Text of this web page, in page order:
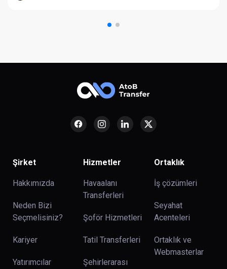
Şirket
Hakkımızda
Neden Bizi
Seçmelisiniz?
Kariyer
Yatırımcılar
Hizmetler
Havaalanı
Transferleri
Şoför Hizmetleri
Tatil Transferleri
Şehirlerarası
Ortaklık
İş çözümleri
Seyahat
Acenteleri
Ortaklık ve
Webmasterlar